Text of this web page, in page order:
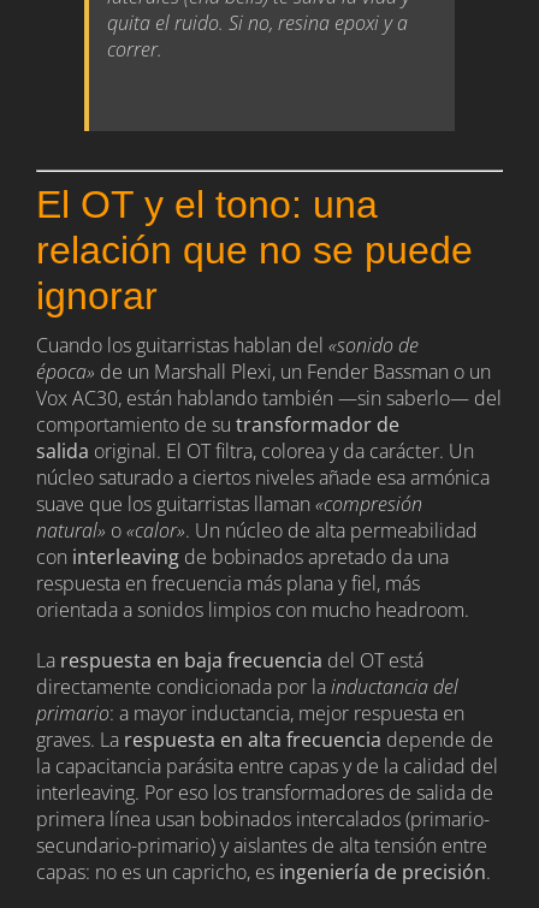
quita el ruido. Si no, resina epoxi y a
correr.
El OT y el tono: una
relación que no se puede
ignorar
Cuando los guitarristas hablan del «sonido de
época» de un Marshall Plexi, un Fender Bassman o un
Vox AC30, están hablando también —sin saberlo— del
comportamiento de su transformador de
salida original. El OT filtra, colorea y da carácter. Un
núcleo saturado a ciertos niveles añade esa armónica
suave que los guitarristas llaman «compresión
natural» o«calor». Un núcleo de alta permeabilidad
con interleavingde bobinados apretado da una
respuesta en frecuencia más plana y fiel, más
orientada a sonidos limpios con mucho headroom.
La respuesta en baja frecuencia del OT está
directamente condicionada por lainductancia del
primario: a mayor inductancia, mejor respuesta en
graves. La respuesta en alta frecuencia depende de
la capacitancia parásita entre capas y de la calidad del
interleaving. Por eso los transformadores de salida de
primera línea usan bobinados intercalados (primario-
secundario-primario) y aislantes de alta tensión entre
capas: no es un capricho, es ingeniería de precisión.